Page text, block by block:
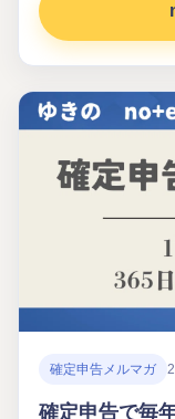
確定申告メルマガ
確定申告で毎